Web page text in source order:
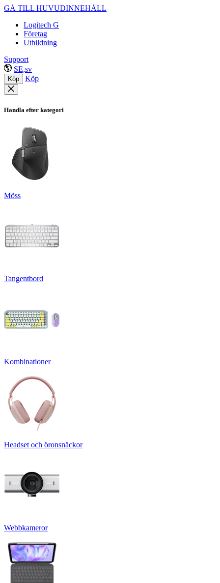
GÅ TILL HUVUDINNEHÅLL
Logitech G
Företag
Utbildning
Support
SE,sv
Köp Köp
Handla efter kategori
Möss
Tangentbord
Kombinationer
Headset och öronsnäckor
Webbkameror